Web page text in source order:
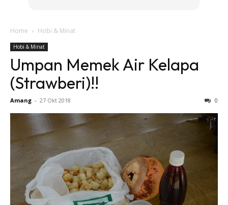
Home Hobi & Minat
Hobi & Minat
Umpan Memek Air Kelapa
(Strawberi)!!
Amang - 27 Okt 2018 0